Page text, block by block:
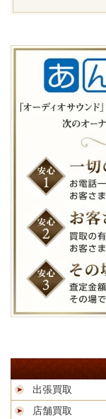
出張買取
店舗買取